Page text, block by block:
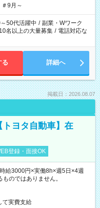
9月～
50代活躍中 / 副業・Wワーク
10名以上の大量募集 / 電話対応な
る 詳細へ
掲載日：2026.08.07
ヨタ自動車】在
登録・面接OK
3000円×実働8h×週5日×4週
のではありません。
て実費支給